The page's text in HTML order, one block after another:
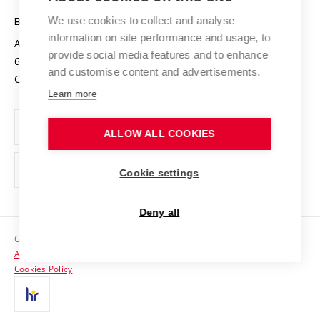
Projects
Projects from Structural Funds
Specific University Research
Safe University
Organization Structure
Official notice board
Personal Data Protection
Support and development of employees and students
Contacts
Media
BRNO UNIVERSITY OF TECHNOLOGY
Antonínská 548/1
602 00 Brno
Czech Republic
www.vut.cz
vut@vutbr.cz
Copyright © 2026 VUT
Accessibility Statement
Cookies Policy
We use cookies to collect and analyse
information on site performance and usage, to
provide social media features and to enhance
and customise content and advertisements.
Learn more
ALLOW ALL COOKIES
Cookie settings
Deny all